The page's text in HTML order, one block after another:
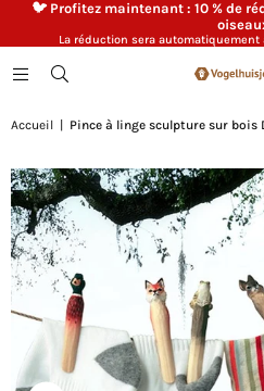
🐦 Profitez maintenant : 10 % de
La réduction sera
Accueil Pince à linge sculpture sur bois